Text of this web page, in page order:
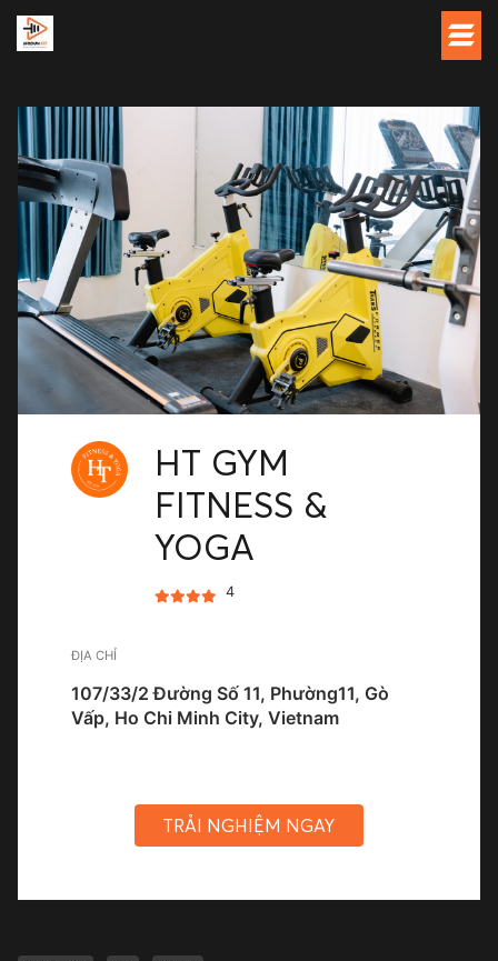
HT GYM
FITNESS &
YOGA
4
ĐỊA CHỈ
107/33/2 Đường Số 11, Phường11, Gò
Vấp, Ho Chi Minh City, Vietnam
TRẢI NGHIỆM NGAY